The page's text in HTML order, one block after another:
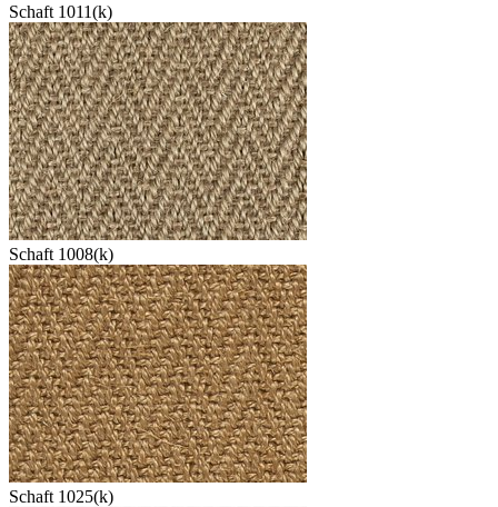
Schaft 1011(k)
Schaft 1008(k)
Schaft 1025(k)